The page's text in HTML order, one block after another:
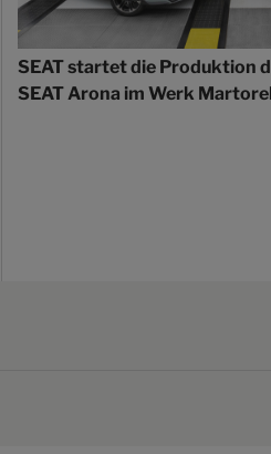
SEAT startet die Produktion
SEAT Arona im Werk